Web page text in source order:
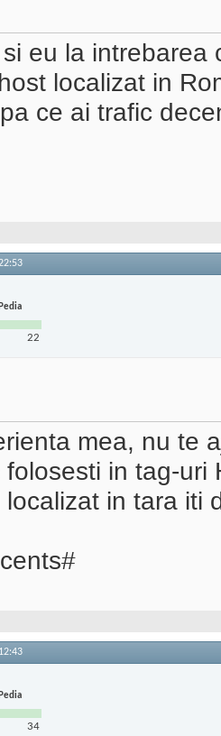
eu la intrebarea
localizat in
ce ai trafic
22
mea, nu te
folosesti in tag-uri
in tara iti
12:43
34